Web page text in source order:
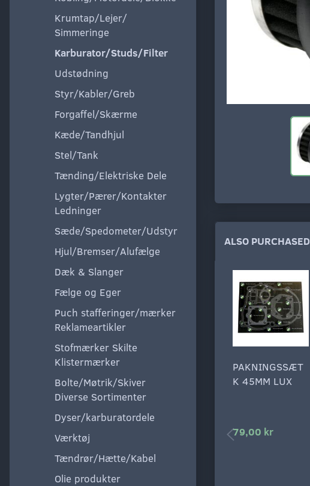
Krumtap/Lejer/
Simmeringe
Karburator/Studs/Filter
Udstødning
Styr/Kabler/Greb
Forgaffel/Skærme
Kæde/Tandhjul
Stel/Tank
Tænding/Elektriske Dele
Lygter/Pærer/Kontakter
Ledninger
Sæde/Spedometer/Udstyr
Hjul/Bremser/Alufælge
Dæk & Slanger
Fælge og Eger
Puch stafferinger/mærker
Reklameartikler
Stofmærker Skilte
Klistermærker
Bolte/Møtrik/Skiver
Diverse Sortimenter
Dyser/karburatordele
Værktøj
Tændrør/Hætte/Kabel
Olie produkter
ALSO PURCHASED
PAKNINGSSÆT
K 45MM LUX
79,00 kr